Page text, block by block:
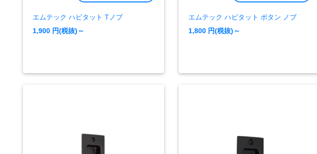
エムテック ハビタット Tノブ
1,900 円(税抜)～
エムテック ハビタット ボタン ノブ
1,800 円(税抜)～